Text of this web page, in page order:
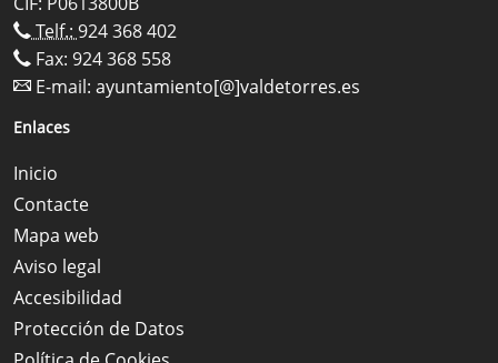
Telf.: 924 368 402
Fax: 924 368 558
E-mail: ayuntamiento[@]valdetorres.es
Enlaces
Inicio
Contacte
Mapa web
Aviso legal
Accesibilidad
Protección de Datos